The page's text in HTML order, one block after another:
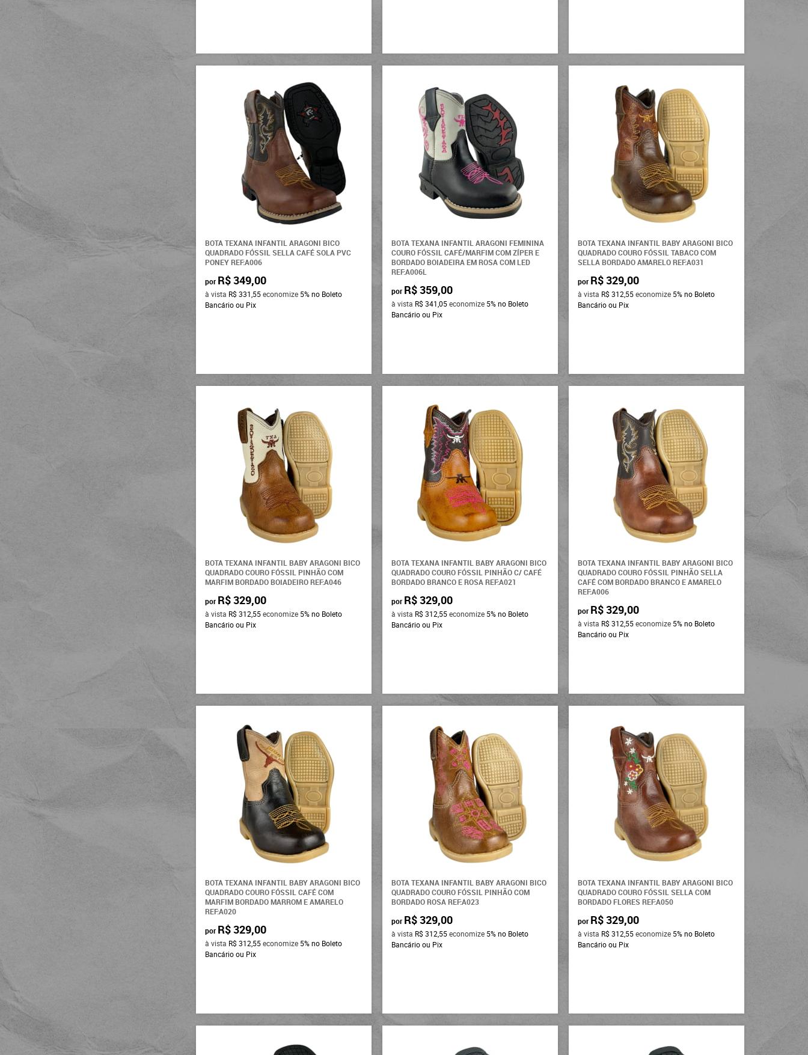
BOTA TEXANA INFANTIL ARAGONI BICO
QUADRADO FÓSSIL SELLA CAFÉ SOLA PVC
PONEY REF:A006
por R$ 349,00
à vista R$ 331,55economize 5% no Boleto
Bancário ou Pix
BOTA TEXANA INFANTIL ARAGONI FEMININA
COURO FÓSSIL CAFÉ/MARFIM COM ZÍPER E
BORDADO BOIADEIRA EM ROSA COM LED
REF:A006L
por R$ 359,00
à vista R$ 341,05economize 5% no Boleto
Bancário ou Pix
BOTA TEXANA INFANTIL BABY ARAGONI BICO
QUADRADO COURO FÓSSIL TABACO COM
SELLA BORDADO AMARELO REF:A031
por R$ 329,00
à vista R$ 312,55economize 5% no Boleto
Bancário ou Pix
BOTA TEXANA INFANTIL BABY ARAGONI BICO
QUADRADO COURO FÓSSIL PINHÃO COM
MARFIM BORDADO BOIADEIRO REF:A046
por R$ 329,00
à vista R$ 312,55economize 5% no Boleto
Bancário ou Pix
BOTA TEXANA INFANTIL BABY ARAGONI BICO
QUADRADO COURO FÓSSIL PINHÃO C/ CAFÉ
BORDADO BRANCO E ROSA REF:A021
por R$ 329,00
à vista R$ 312,55economize 5% no Boleto
Bancário ou Pix
BOTA TEXANA INFANTIL BABY ARAGONI BICO
QUADRADO COURO FÓSSIL PINHÃO SELLA
CAFÉ COM BORDADO BRANCO E AMARELO
REF:A006
por R$ 329,00
à vista R$ 312,55economize 5% no Boleto
Bancário ou Pix
BOTA TEXANA INFANTIL BABY ARAGONI BICO
QUADRADO COURO FÓSSIL CAFÉ COM
MARFIM BORDADO MARROM E AMARELO
REF:A020
por R$ 329,00
à vista R$ 312,55economize 5% no Boleto
Bancário ou Pix
BOTA TEXANA INFANTIL BABY ARAGONI BICO
QUADRADO COURO FÓSSIL PINHÃO COM
BORDADO ROSA REF:A023
por R$ 329,00
à vista R$ 312,55economize 5% no Boleto
Bancário ou Pix
BOTA TEXANA INFANTIL BABY ARAGONI BICO
QUADRADO COURO FÓSSIL SELLA COM
BORDADO FLORES REF:A050
por R$ 329,00
à vista R$ 312,55economize 5% no Boleto
Bancário ou Pix